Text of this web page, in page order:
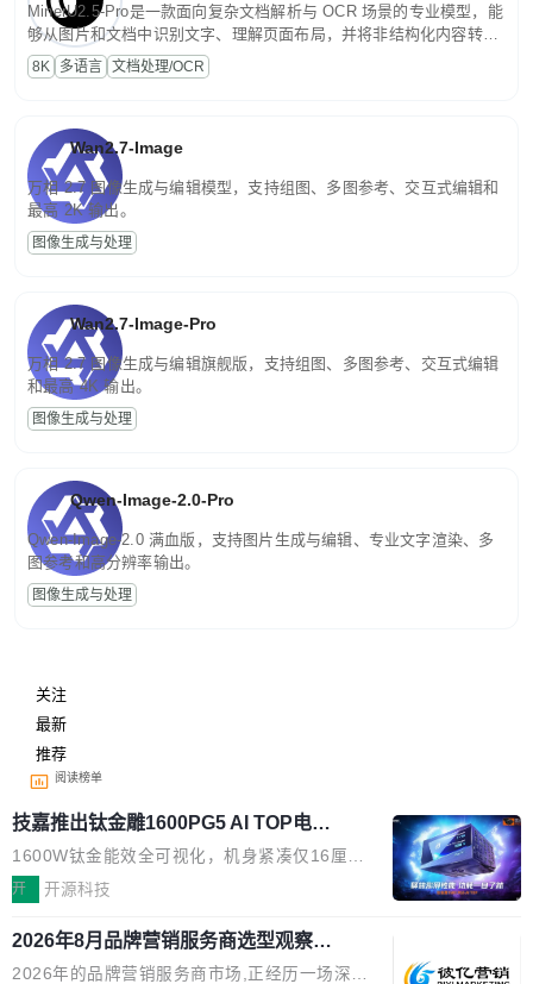
MinerU2.5-Pro是一款面向复杂文档解析与 OCR 场景的专业模型，能
够从图片和文档中识别文字、理解页面布局，并将非结构化内容转换
为便于存储、检索和二次处理的结构化结果。
8K 多语言 文档处理/OCR
Wan2.7-Image
万相 2.7 图像生成与编辑模型，支持组图、多图参考、交互式编辑和
最高 2K 输出。
图像生成与处理
Wan2.7-Image-Pro
万相 2.7 图像生成与编辑旗舰版，支持组图、多图参考、交互式编辑
和最高 4K 输出。
图像生成与处理
Qwen-Image-2.0-Pro
Qwen-Image-2.0 满血版，支持图片生成与编辑、专业文字渲染、多
图参考和高分辨率输出。
图像生成与处理
关注
最新
推荐
阅读榜单
技嘉推出钛金雕1600PG5 AI TOP电
源：为发烧级主机与本地AI算力打造旗
舰供电方案
1600W钛金能效全可视化，机身紧凑仅16厘米
继2026台北电脑展首度亮相后，技嘉科技近日正
电源专为发烧级DIY主机与本地AI算力平台打
造，整机长度仅16厘米，提供1600W额定功率
开 开源科技
2026年8月品牌营销服务商选型观察：
从流量思维到品牌资产思维的范式转移
2026年的品牌营销服务商市场,正经历一场深刻